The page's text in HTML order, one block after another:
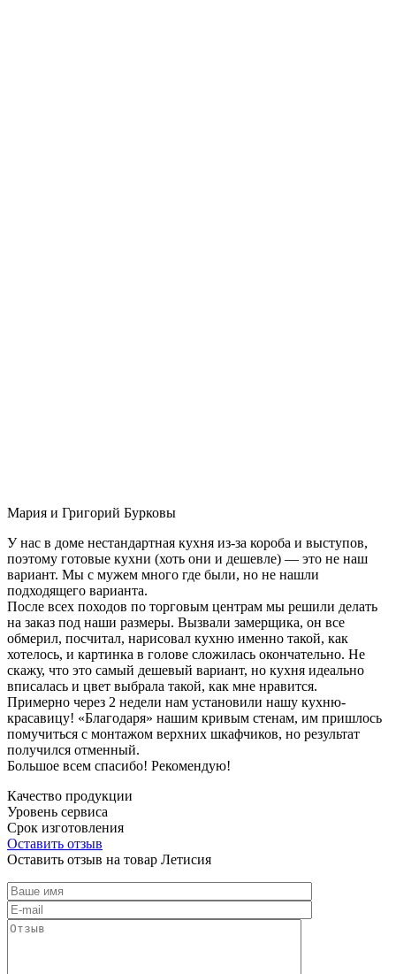
Мария и Григорий Бурковы
У нас в доме нестандартная кухня из-за короба и выступов,
поэтому готовые кухни (хоть они и дешевле) — это не наш
вариант. Мы с мужем много где были, но не нашли
подходящего варианта.
После всех походов по торговым центрам мы решили делать
на заказ под наши размеры. Вызвали замерщика, он все
обмерил, посчитал, нарисовал кухню именно такой, как
хотелось, и картинка в голове сложилась окончательно. Не
скажу, что это самый дешевый вариант, но кухня идеально
вписалась и цвет выбрала такой, как мне нравится.
Примерно через 2 недели нам установили нашу кухню-
красавицу! «Благодаря» нашим кривым стенам, им пришлось
помучиться с монтажом верхних шкафчиков, но результат
получился отменный.
Большое всем спасибо! Рекомендую!
Качество продукции
Уровень сервиса
Срок изготовления
Оставить отзыв
Оставить отзыв на товар Летисия